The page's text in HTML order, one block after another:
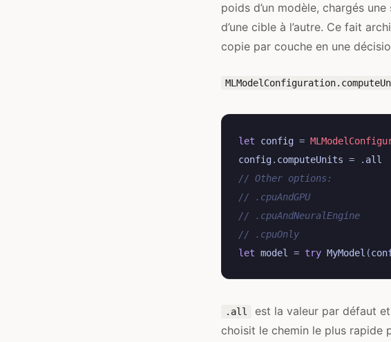
poids d’un modèle, chargés
d’une cible à l’autre. Ce fait
copie par couche en une
let config =
config. computeUnits = . all
// Other options:
// .cpuAndGPU
// .cpuAndNeuralEngine
// .cpuOnly
let model = try MyModel (
.all
est la valeur par défaut
choisit le chemin le plus rapide